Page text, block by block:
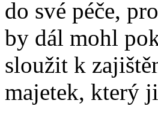
do své péče,
by dál mohl
sloužit k
majetek, který